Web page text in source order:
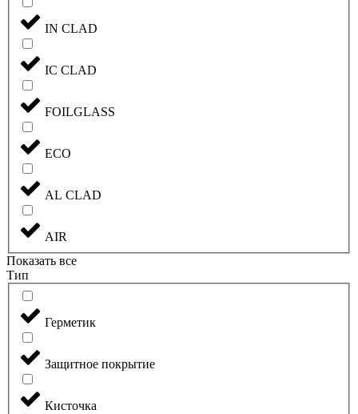
IN CLAD
IC CLAD
FOILGLASS
ECO
AL CLAD
AIR
Показать все
Тип
Герметик
Защитное покрытие
Кисточка